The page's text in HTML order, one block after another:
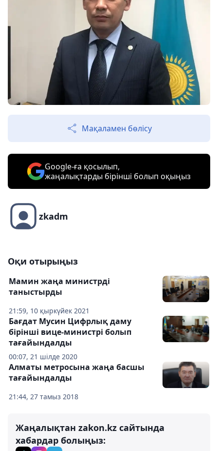
Мақаламен бөлісу
Google-ға қосылып,
жаңалықтарды бірінші болып оқыңыз
zkadm
Оқи отырыңыз
21:59, 10 қыркүйек 2021
Мамин жаңа министрді
таныстырды
00:07, 21 шілде 2020
Бағдат Мусин Цифрлық даму
бірінші вице-министрі болып
тағайындалды
21:44, 27 тамыз 2018
Алматы метросына жаңа басшы
тағайындалды
Жаңалықтан zakon.kz сайтында
хабардар болыңыз: